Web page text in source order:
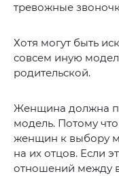
тревожные
Хотя могут быть
совсем иную
родительской.
Женщина должна
модель. Потому
женщин к выбору
на их отцов. Если
отношений между